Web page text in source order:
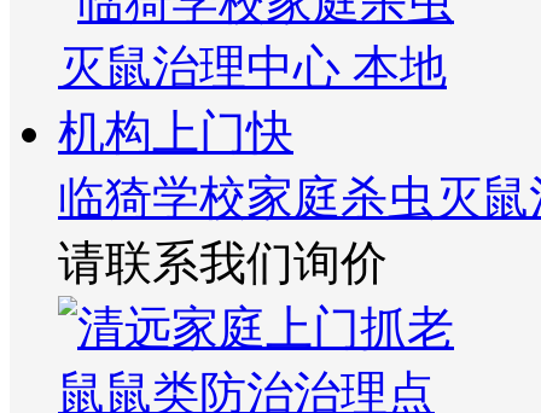
临猗学校家庭杀虫灭
请联系我们询价